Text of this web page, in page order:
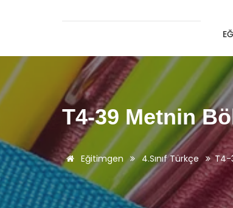
T4-39 Metnin
Eğitimgen 4.Sınıf Türkçe T4-